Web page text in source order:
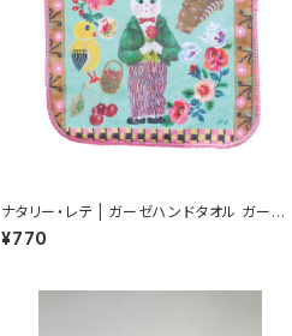
ナタリー・レテ | ガーゼハンドタオル ガーデ
ナーラビット | Gauze Hand Towel Garde
ner rabbit
¥770